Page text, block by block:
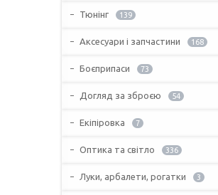
Тюнінг 139
Аксесуари і запчастини 168
Боєприпаси 73
Догляд за зброєю 54
Екіпіровка 7
Оптика та світло 336
Луки, арбалети, рогатки 3